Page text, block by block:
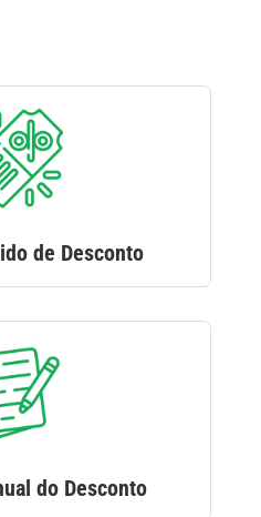
de Desconto
do Desconto